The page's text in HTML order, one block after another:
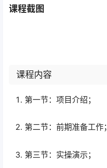
课程截图
课程内容
第一节：项目介绍；
第二节：前期准备工作；
第三节：实操演示；